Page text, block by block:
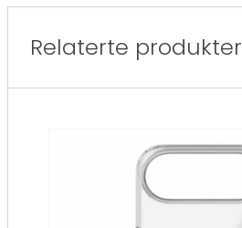
Relaterte produkter